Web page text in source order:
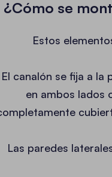
¿Cómo se
Estos
El canalón se fija a
en ambos lados
Las paredes